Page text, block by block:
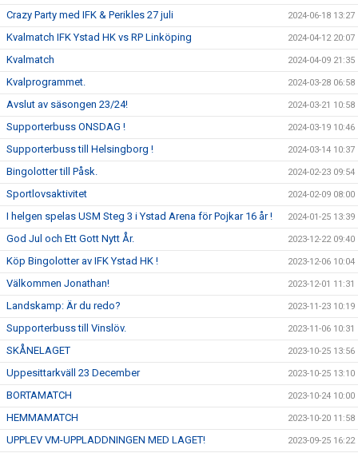
Crazy Party med IFK & Perikles 27 juli 2024-06-18 13:27
Kvalmatch IFK Ystad HK vs RP Linköping 2024-04-12 20:07
Kvalmatch 2024-04-09 21:35
Kvalprogrammet. 2024-03-28 06:58
Avslut av säsongen 23/24! 2024-03-21 10:58
Supporterbuss ONSDAG ! 2024-03-19 10:46
Supporterbuss till Helsingborg ! 2024-03-14 10:37
Bingolotter till Påsk. 2024-02-23 09:54
Sportlovsaktivitet 2024-02-09 08:00
I helgen spelas USM Steg 3 i Ystad Arena för Pojkar 16 år ! 2024-01-25 13:39
God Jul och Ett Gott Nytt År. 2023-12-22 09:40
Köp Bingolotter av IFK Ystad HK ! 2023-12-06 10:04
Välkommen Jonathan! 2023-12-01 11:31
Landskamp: Är du redo? 2023-11-23 10:19
Supporterbuss till Vinslöv. 2023-11-06 10:31
SKÅNELAGET 2023-10-25 13:56
Uppesittarkväll 23 December 2023-10-25 13:10
BORTAMATCH 2023-10-24 10:00
HEMMAMATCH 2023-10-20 11:58
UPPLEV VM-UPPLADDNINGEN MED LAGET! 2023-09-25 16:22